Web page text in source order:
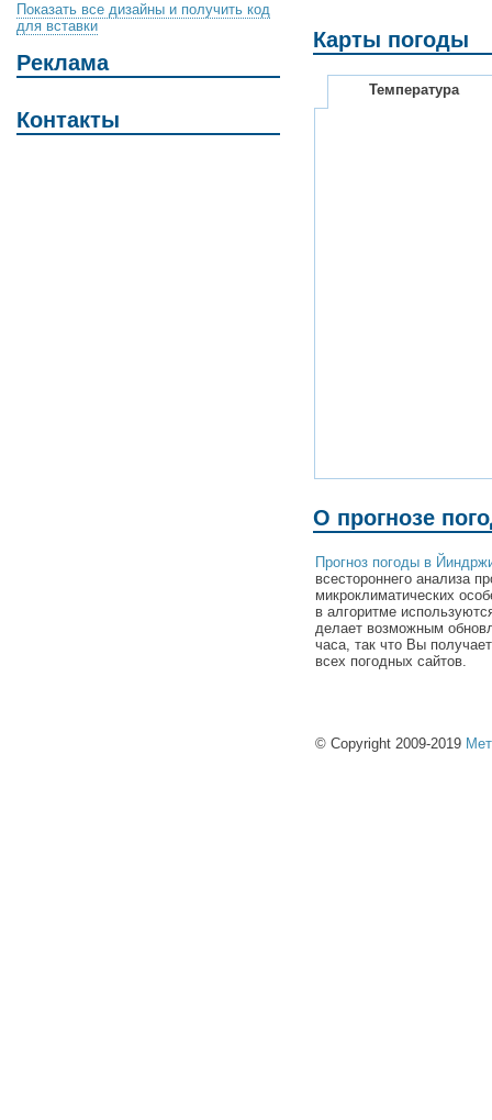
Показать все дизайны и получить код
для вставки
Реклама
Контакты
Карты погоды
Температура
О прогнозе
Прогноз погоды в
всестороннего анализа
микроклиматических
в алгоритме
делает возможным
часа, так что Вы
всех погодных сайтов.
© Copyright 2009-2019